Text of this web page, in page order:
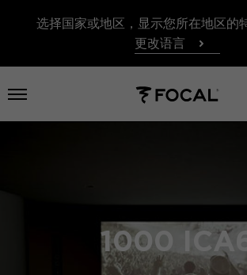
选择国家或地区，显示您所在地区的
更改语言
打开菜单
1000